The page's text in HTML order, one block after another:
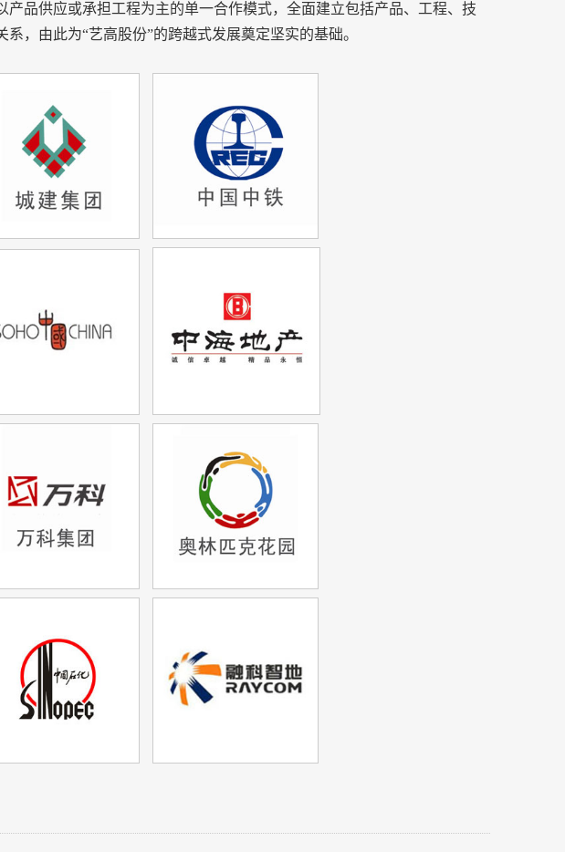
发
设委
规
产品供应或承担工程为主的单一合作模式，全面建立包括产品、工程、技
，由此为“艺高股份”的跨越式发展奠定坚实的基础。